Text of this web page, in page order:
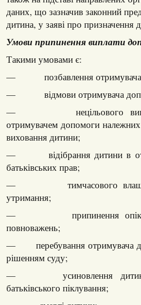
даних, що зазначив законний
дитина, у заяві про
Умови припинення виплати
Такими умовами є:
— позбавлення отримувача
— відмови отримувача
— нецільового
отримувачем допомоги
виховання дитини;
— відібрання дитини в
батьківських прав;
— тимчасового
утримання;
— припинення опіки або
повноважень;
— перебування отримувача
рішенням суду;
— усиновлення дитини-
батьківського піклування;